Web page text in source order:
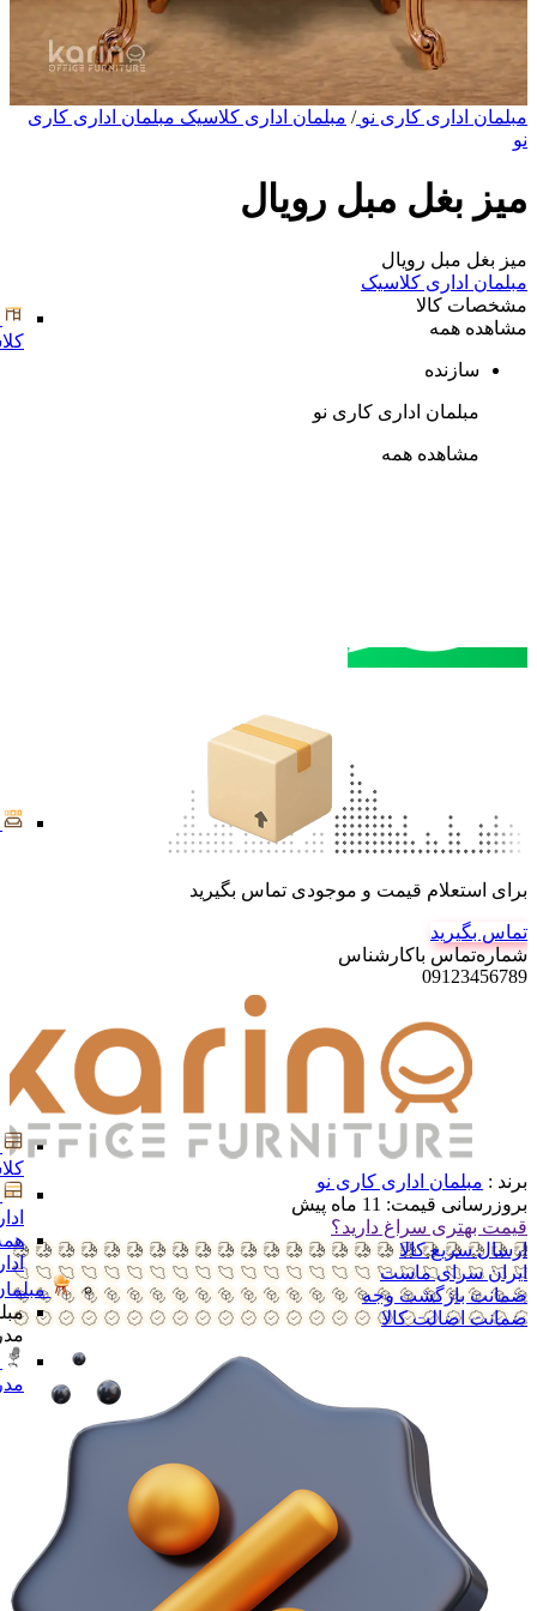
مبلمان اداری کاری نو / مبلمان اداری کلاسیک مبلمان اداری کاری
نو
میز بغل مبل رویال
میز بغل مبل رویال
مبلمان اداری کلاسیک
مشخصات کالا
مشاهده همه
سازنده
مبلمان اداری کاری نو
مشاهده همه
برای استعلام قیمت و موجودی تماس بگیرید
تماس بگیرید
شماره‌تماس‌ با‌کارشناس
09123456789
برند : مبلمان اداری کاری نو
بروزرسانی قیمت: 11 ماه پیش
قیمت بهتری سراغ دارید؟
ارسال سریع کالا
ایران سرای ماست
ضمانت بازگشت وجه
ضمانت اضالت کالا